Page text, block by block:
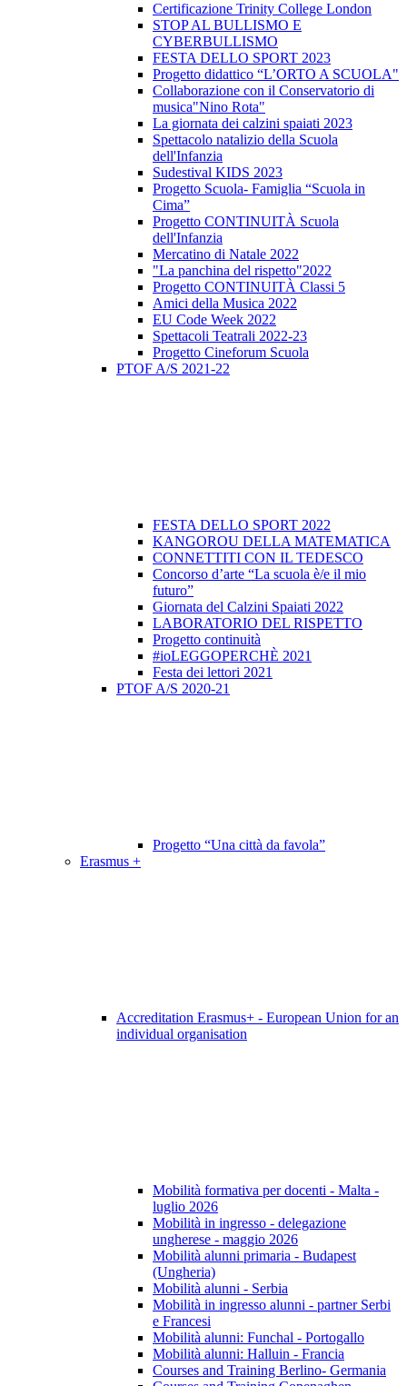
Certificazione Trinity College London
STOP AL BULLISMO E
CYBERBULLISMO
FESTA DELLO SPORT 2023
Progetto didattico “L’ORTO A SCUOLA"
Collaborazione con il Conservatorio di
musica"Nino Rota"
La giornata dei calzini spaiati 2023
Spettacolo natalizio della Scuola
dell'Infanzia
Sudestival KIDS 2023
Progetto Scuola- Famiglia “Scuola in
Cima”
Progetto CONTINUITÀ Scuola
dell'Infanzia
Mercatino di Natale 2022
"La panchina del rispetto"2022
Progetto CONTINUITÀ Classi 5
Amici della Musica 2022
EU Code Week 2022
Spettacoli Teatrali 2022-23
Progetto Cineforum Scuola
PTOF A/S 2021-22
FESTA DELLO SPORT 2022
KANGOROU DELLA MATEMATICA
CONNETTITI CON IL TEDESCO
Concorso d’arte “La scuola è/e il mio
futuro”
Giornata del Calzini Spaiati 2022
LABORATORIO DEL RISPETTO
Progetto continuità
#ioLEGGOPERCHÈ 2021
Festa dei lettori 2021
PTOF A/S 2020-21
Progetto “Una città da favola”
Erasmus +
Accreditation Erasmus+ - European Union for an
individual organisation
Mobilità formativa per docenti - Malta -
luglio 2026
Mobilità in ingresso - delegazione
ungherese - maggio 2026
Mobilità alunni primaria - Budapest
(Ungheria)
Mobilità alunni - Serbia
Mobilità in ingresso alunni - partner Serbi
e Francesi
Mobilità alunni: Funchal - Portogallo
Mobilità alunni: Halluin - Francia
Courses and Training Berlino- Germania